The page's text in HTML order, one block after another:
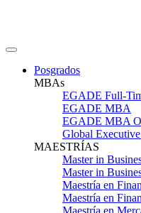
Posgrados
MBAs
EGADE Full-
EGADE MBA
EGADE MBA
Global
MAESTRÍAS
Master in
Master in
Maestría en
Maestría en
Maestría en